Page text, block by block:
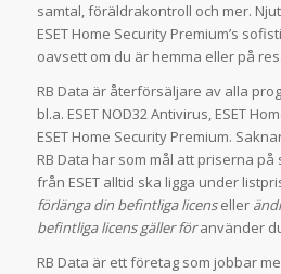
samtal, föräldrakontroll och mer.
ESET Home Security Premium’s
oavsett om du är hemma eller på
RB Data är återförsäljare av alla
bl.a. ESET NOD32 Antivirus, ESET
ESET Home Security Premium.
RB Data har som mål att priserna
från ESET alltid ska ligga under
förlänga din befintliga licenseller
befintliga licens gäller föranvänder
RB Data är ett företag som jobbar